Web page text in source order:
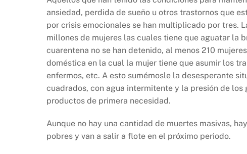
ansiedad, perdida de sueño u otros trastornos que
por crisis emocionales se han multiplicado por tres.
millones de mujeres las cuales tiene que aguatar la
cuarentena no se han detenido, al menos 210
doméstica en la cual la mujer tiene que asumir los
enfermos, etc. A esto sumémosle la desesperante
cuadrados, con agua intermitente y la presión de
productos de primera necesidad.
Aunque no hay una cantidad de muertes masivas,
pobres y van a salir a flote en el próximo periodo.